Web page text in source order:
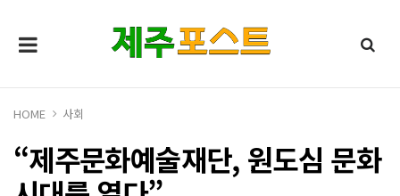
HOME 사회
“제주문화예술재단, 원도심 문화